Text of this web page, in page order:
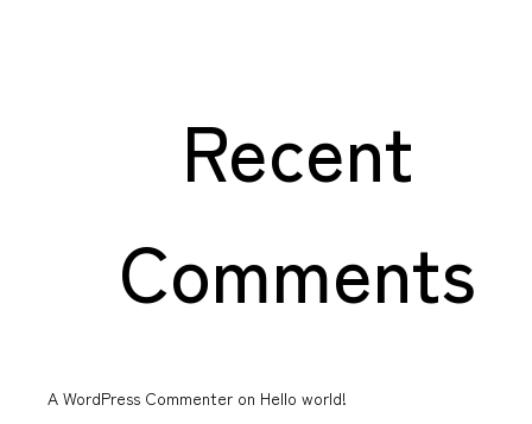
Recent
Comments
A WordPress Commenter on Hello world!